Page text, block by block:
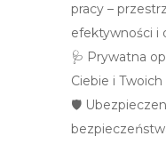
pracy –
efektywności i
🩺 Prywatna
Ciebie i Twoich
🛡️